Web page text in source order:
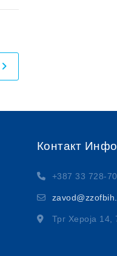
Контакт Инфо
+387 33 728-
Трг Хероја 14,